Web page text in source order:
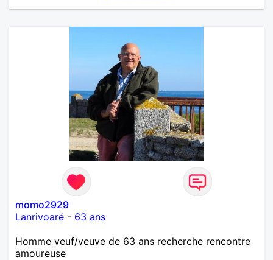
momo2929
Lanrivoaré - 63 ans
Homme veuf/veuve de 63 ans recherche rencontre
amoureuse